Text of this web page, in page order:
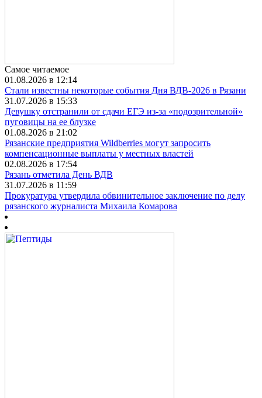
Самое читаемое
01.08.2026 в 12:14
Стали известны некоторые события Дня ВДВ-2026 в Рязани
31.07.2026 в 15:33
Девушку отстранили от сдачи ЕГЭ из-за «подозрительной»
пуговицы на ее блузке
01.08.2026 в 21:02
Рязанские предприятия Wildberries могут запросить
компенсационные выплаты у местных властей
02.08.2026 в 17:54
Рязань отметила День ВДВ
31.07.2026 в 11:59
Прокуратура утвердила обвинительное заключение по делу
рязанского журналиста Михаила Комарова